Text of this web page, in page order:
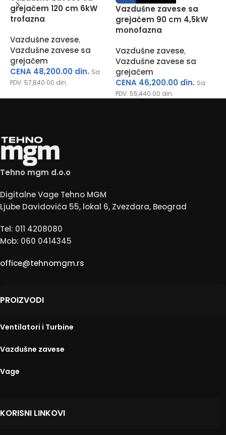
grejačem 120 cm 6kW
trofazna
Vazdušne zavese,
Vazdušne zavese sa
grejačem
CENA 48,200.00 din. Sa
PDV: 57,840.00 din.
Vazdušne zavese sa
grejačem 90 cm 4,5kW
monofazna
Vazdušne zavese,
Vazdušne zavese sa
grejačem
CENA 46,200.00 din. Sa
PDV: 55,440.00 din.
Tehno mgm d.o.o
Digitalne Vage Tehno MGM
Ljube Davidovića 55, lokal 6, Zvezdara, Beograd
Tel: 011 4208080
Mob: 060 0414345
office@tehnomgm.rs
PROIZVODI
Ventilatori i Turbine
Vazdušne zavese
Vage
KORISNI LINKOVI